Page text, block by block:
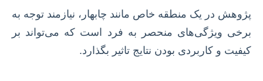
پژوهش در یک منطقه خاص مانند چابهار، نیازمند توجه به
برخی ویژگی‌های منحصر به فرد است که می‌تواند بر
کیفیت و کاربردی بودن نتایج تاثیر بگذارد.